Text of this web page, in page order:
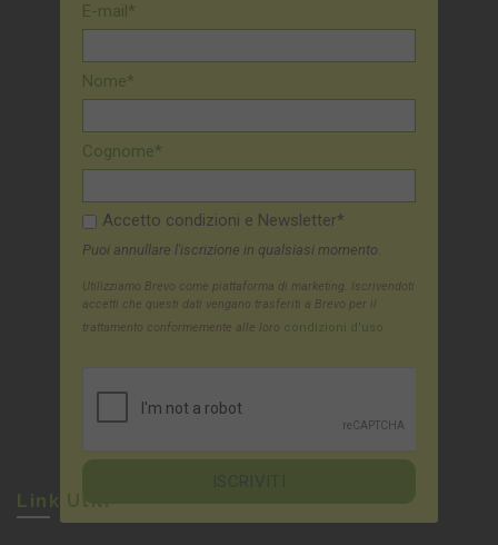
E-mail*
Nome*
Cognome*
Accetto condizioni e Newsletter*
Puoi annullare l'iscrizione in qualsiasi momento.
Utilizziamo Brevo come piattaforma di marketing. Iscrivendoti
accetti che questi dati vengano trasferiti a Brevo per il
trattamento conformemente alle loro condizioni d'uso
Link Utili